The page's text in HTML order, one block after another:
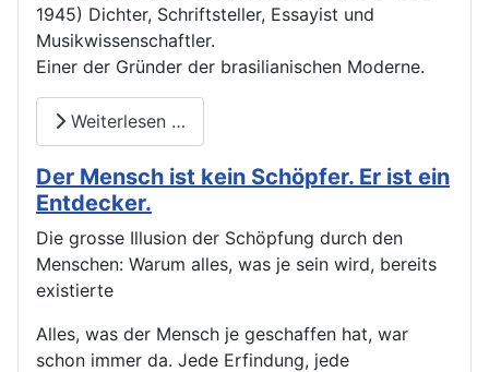
1945) Dichter, Schriftsteller, Essayist und
Musikwissenschaftler.
Einer der Gründer der brasilianischen Moderne.
Weiterlesen …
Der Mensch ist kein Schöpfer. Er ist ein
Entdecker.
Die grosse Illusion der Schöpfung durch den
Menschen: Warum alles, was je sein wird, bereits
existierte
Alles, was der Mensch je geschaffen hat, war
schon immer da. Jede Erfindung, jede